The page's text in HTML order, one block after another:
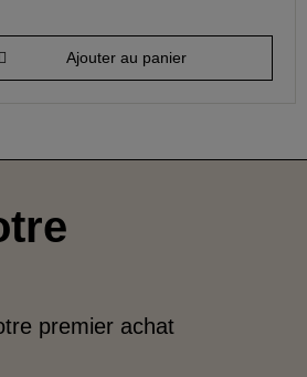
Ajouter au panier
premier achat